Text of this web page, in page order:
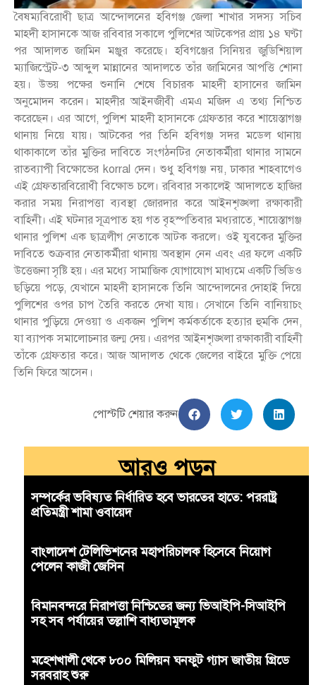
বৈষম্যবিরোধী ছাত্র আন্দোলনের হবিগঞ্জ জেলা শাখার সদস্য সচিব
মাহদী হাসানকে আজ রবিবার সকালে পুলিশের আটকেপর প্রায় ১৪ ঘণ্টা
পর আদালত জামিন মঞ্জুর করেছে। হবিগঞ্জের সিনিয়র জুডিশিয়াল
ম্যাজিস্ট্রেট-৩ আব্দুল মান্নানের আদালতে তাঁর জামিনের আপত্তি শোনা
হয়। উভয় পক্ষের শুনানি শেষে বিচারক মাহদী হাসানের জামিন
অনুমোদন করেন। মাহদীর আইনজীবী এমএ মজিদ এ তথ্য নিশ্চিত
করেছেন। এর আগে, পুলিশ মাহদী হাসানকে গ্রেফতার করে শায়েস্তাগঞ্জ
থানায় নিয়ে যায়। আটকের পর তিনি হবিগঞ্জ সদর মডেল থানায়
থাকাকালে তাঁর মুক্তির দাবিতে সংগঠনটির নেতাকর্মীরা থানার সামনে
রাতব্যাপী বিক্ষোভের korral দেন। শুধু হবিগঞ্জ নয়, ঢাকার শাহবাগেও
এই গ্রেফতারবিরোধী বিক্ষোভ চলে। রবিবার সকালেই আদালতে হাজির
করার সময় নিরাপত্তা ব্যবস্থা জোরদার করে আইনশৃঙ্খলা রক্ষাকারী
বাহিনী। এই ঘটনার সূত্রপাত হয় গত বৃহস্পতিবার মধ্যরাতে, শায়েস্তাগঞ্জ
থানার পুলিশ এক ছাত্রলীগ নেতাকে আটক করলে। ওই যুবকের মুক্তির
দাবিতে শুক্রবার নেতাকর্মীরা থানায় অবস্থান নেন এবং এর ফলে একটি
উত্তেজনা সৃষ্টি হয়। এর মধ্যে সামাজিক যোগাযোগ মাধ্যমে একটি ভিডিও
ছড়িয়ে পড়ে, যেখানে মাহদী হাসানকে তিনি আন্দোলনের দোহাই দিয়ে
পুলিশের ওপর চাপ তৈরি করতে দেখা যায়। সেখানে তিনি বানিয়াচং
থানার পুড়িয়ে দেওয়া ও একজন পুলিশ কর্মকর্তাকে হত্যার হুমকি দেন,
যা ব্যাপক সমালোচনার জন্ম দেয়। এরপর আইনশৃঙ্খলা রক্ষাকারী বাহিনী
তাঁকে গ্রেফতার করে। আজ আদালত থেকে জেলের বাইরে মুক্তি পেয়ে
তিনি ফিরে আসেন।
পোস্টটি শেয়ার করুন
আরও পড়ুন
সম্পর্কের ভবিষ্যত নির্ধারিত হবে ভারতের হাতে: পররাষ্ট্র
প্রতিমন্ত্রী শামা ওবায়েদ
বাংলাদেশ টেলিভিশনের মহাপরিচালক হিসেবে নিয়োগ
পেলেন কাজী জেসিন
বিমানবন্দরে নিরাপত্তা নিশ্চিতের জন্য ভিআইপি-সিআইপি
সহ সব পর্যায়ের তল্লাশি বাধ্যতামূলক
মহেশখালী থেকে ৮০০ মিলিয়ন ঘনফুট গ্যাস জাতীয় গ্রিডে
সরবরাহ শুরু